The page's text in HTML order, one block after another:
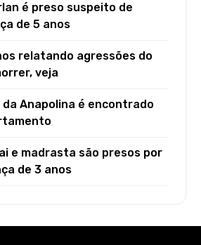
é preso suspeito de
de 5 anos
relatando agressões do
veja
Anapolina é encontrado
e madrasta são presos por
de 3 anos